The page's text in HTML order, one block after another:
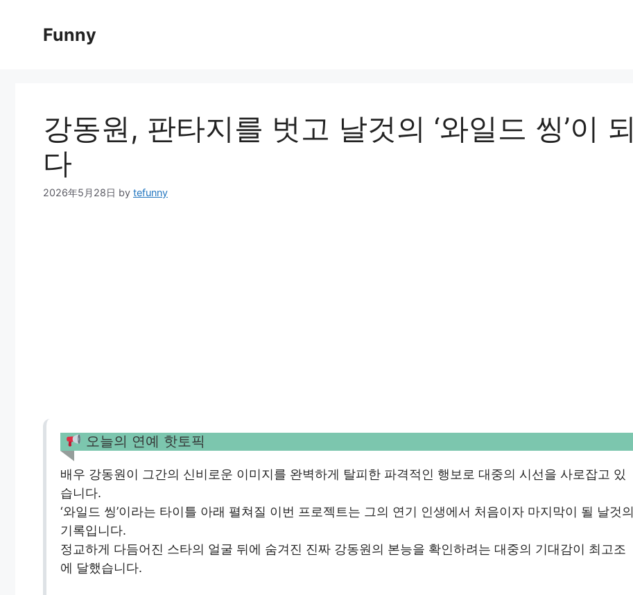
Funny
강동원, 판타지를 벗고 날것의 ‘와일드 씽’이 되
다
2026年5月28日 by tefunny
오늘의 연예 핫토픽
배우 강동원이 그간의 신비로운 이미지를 완벽하게 탈피한 파격적인 행보로 대중의 시선을 사로잡고 있
습니다.
‘와일드 씽’이라는 타이틀 아래 펼쳐질 이번 프로젝트는 그의 연기 인생에서 처음이자 마지막이 될 날것의
기록입니다.
정교하게 다듬어진 스타의 얼굴 뒤에 숨겨진 진짜 강동원의 본능을 확인하려는 대중의 기대감이 최고조
에 달했습니다.